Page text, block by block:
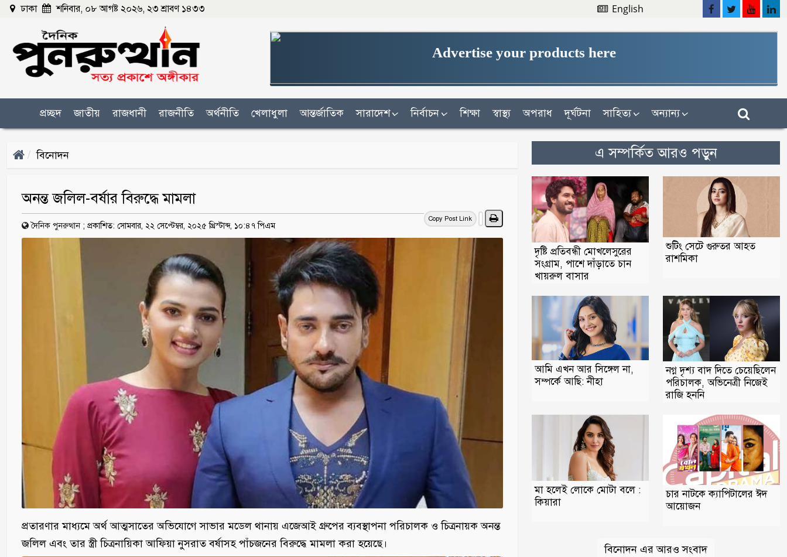
ঢাকা শনিবার, ০৮ আগষ্ট ২০২৬, ২৩ শ্রাবণ ১৪৩৩ English
Advertise your products here
প্রচ্ছদ জাতীয় রাজধানী রাজনীতি অর্থনীতি খেলাধুলা আন্তর্জাতিক সারাদেশ নির্বাচন শিক্ষা স্বাস্থ্য অপরাধ দূর্ঘটনা সাহিত্য অন্যান্য
বিনোদন
অনন্ত জলিল-বর্ষার বিরুদ্ধে মামলা
Copy Post Link
দৈনিক পুনরুত্থান ; প্রকাশিত: সোমবার, ২২ সেপ্টেম্বর, ২০২৫ খ্রিস্টাব্দ, ১০:৪৭ পিএম
প্রতারণার মাধ্যমে অর্থ আত্মসাতের অভিযোগে সাভার মডেল থানায় এজেআই গ্রুপের ব্যবস্থাপনা পরিচালক ও চিত্রনায়ক অনন্ত
জলিল এবং তার স্ত্রী চিত্রনায়িকা আফিয়া নুসরাত বর্ষাসহ পাঁচজনের বিরুদ্ধে মামলা করা হয়েছে।
এ সম্পর্কিত আরও পড়ুন
দৃষ্টি প্রতিবন্ধী মোখলেসুরের
সংগ্রাম, পাশে দাঁড়াতে চান
খায়রুল বাসার
শুটিং সেটে গুরুতর আহত
রাশমিকা
আমি এখন আর সিঙ্গেল না,
সম্পর্কে আছি: নীহা
নগ্ন দৃশ্য বাদ দিতে চেয়েছিলেন
পরিচালক, অভিনেত্রী নিজেই
রাজি হননি
মা হলেই লোকে মোটা বলে :
কিয়ারা
চার নাটকে ক্যাপিটালের ঈদ
আয়োজন
বিনোদন এর আরও সংবাদ